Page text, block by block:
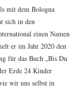
mit dem Bologna
sich in den
einen Namen
er im Jahr 2020 den
für das Buch „Bis Du
Erde 24 Kinder
wir uns selbst in